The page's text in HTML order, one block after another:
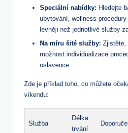
Speciální nabídky: Hledejte
ubytování, wellness
levněji než jednotlivé služby
Na míru šité služby: Zjistěte,
možnost individualizace
oslavence.
Zde je příklad toho, co můžete
víkendu:
Služba
Délka
trvání